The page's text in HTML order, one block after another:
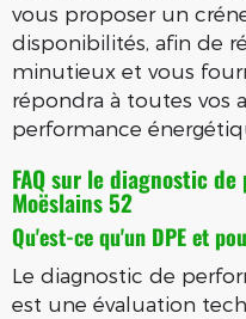
vous proposer un
disponibilités, afin de
minutieux et vous
répondra à toutes vos
performance
FAQ sur le diagnostic
Moëslains 52
Qu'est-ce qu'un DPE et
Le diagnostic de
est une évaluation